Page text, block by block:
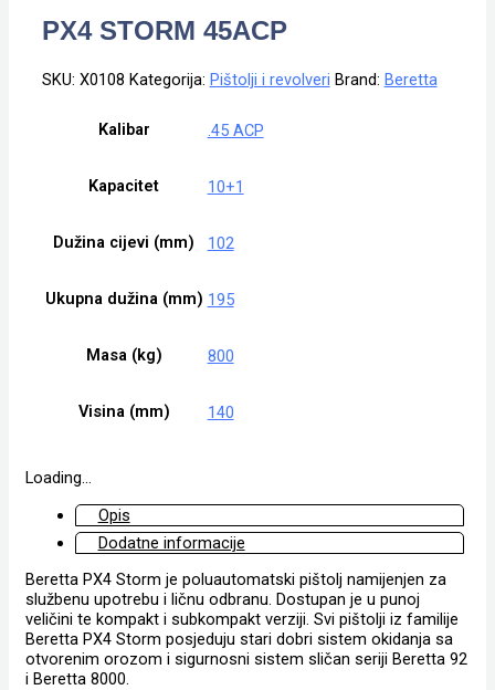
PX4 STORM 45ACP
SKU: X0108 Kategorija: Pištolji i revolveri Brand: Beretta
Kalibar .45 ACP
Kapacitet 10+1
Dužina cijevi (mm) 102
Ukupna dužina (mm) 195
Masa (kg) 800
Visina (mm) 140
Loading...
Opis
Dodatne informacije
Beretta PX4 Storm je poluautomatski pištolj namijenjen za
službenu upotrebu i ličnu odbranu. Dostupan je u punoj
veličini te kompakt i subkompakt verziji. Svi pištolji iz familije
Beretta PX4 Storm posjeduju stari dobri sistem okidanja sa
otvorenim orozom i sigurnosni sistem sličan seriji Beretta 92
i Beretta 8000.